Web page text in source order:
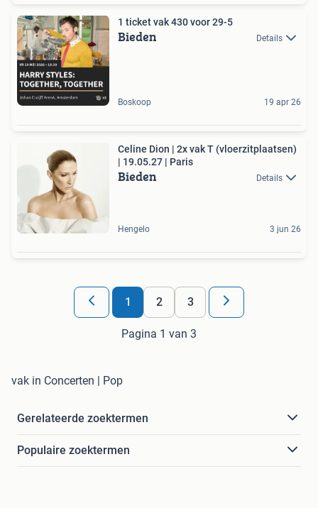
1 ticket vak 430 voor 29-5
Bieden Details
Boskoop 19 apr 26
Celine Dion | 2x vak T (vloerzitplaatsen)
| 19.05.27 | Paris
Bieden Details
Hengelo 3 jun 26
1 2 3
Pagina 1 van 3
vak in Concerten | Pop
Gerelateerde zoektermen
Populaire zoektermen